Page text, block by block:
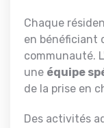
Chaque
en bénéficiant
communauté.
une équipe
de la prise en
Des activités